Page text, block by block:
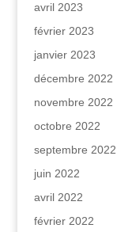
avril 2023
février 2023
janvier 2023
décembre 2022
novembre 2022
octobre 2022
septembre 2022
juin 2022
avril 2022
février 2022